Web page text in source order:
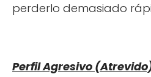
perderlo demasiado
Perfil Agresivo